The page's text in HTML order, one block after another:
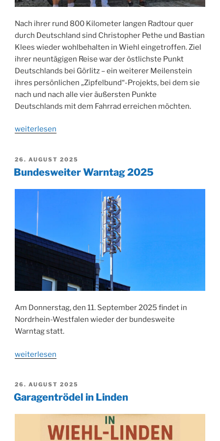
Nach ihrer rund 800 Kilometer langen Radtour quer
durch Deutschland sind Christopher Pethe und Bastian
Klees wieder wohlbehalten in Wiehl eingetroffen. Ziel
ihrer neuntägigen Reise war der östlichste Punkt
Deutschlands bei Görlitz – ein weiterer Meilenstein
ihres persönlichen „Zipfelbund“-Projekts, bei dem sie
nach und nach alle vier äußersten Punkte
Deutschlands mit dem Fahrrad erreichen möchten.
„Erfolgreiche
der
Görlitz-
Radtour:
Geschenk
Crimmitschau
Gepäck“
weiterlesen
VERÖFFENTLICHT
AM
26. AUGUST 2025
Bundesweiter Warntag 2025
Am Donnerstag, den 11. September 2025 findet in
Nordrhein-Westfalen wieder der bundesweite
Warntag statt.
„Bundesweiter
weiterlesen
VERÖFFENTLICHT
AM
26. AUGUST 2025
Garagentrödel in Linden